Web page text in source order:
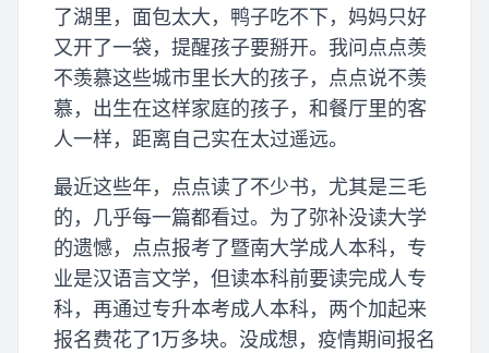
了湖里，面包太大，鸭子吃不下，妈妈只好
又开了一袋，提醒孩子要掰开。我问点点羡
不羡慕这些城市里长大的孩子，点点说不羡
慕，出生在这样家庭的孩子，和餐厅里的客
人一样，距离自己实在太过遥远。
最近这些年，点点读了不少书，尤其是三毛
的，几乎每一篇都看过。为了弥补没读大学
的遗憾，点点报考了暨南大学成人本科，专
业是汉语言文学，但读本科前要读完成人专
科，再通过专升本考成人本科，两个加起来
报名费花了1万多块。没成想，疫情期间报名